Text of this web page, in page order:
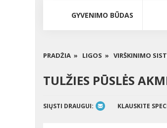
GYVENIMO BŪDAS
PRADŽIA » LIGOS » VIRŠKINIMO
TULŽIES PŪSLĖS
SIŲSTI DRAUGUI: KLAUSKITE